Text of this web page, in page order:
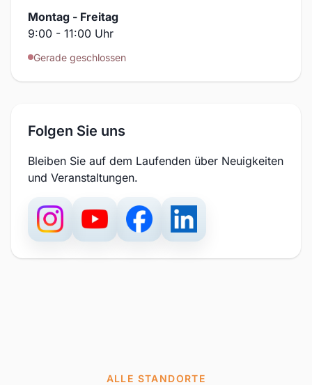
Montag - Freitag
9:00 - 11:00 Uhr
Gerade geschlossen
Folgen Sie uns
Bleiben Sie auf dem Laufenden über Neuigkeiten
und Veranstaltungen.
ALLE STANDORTE